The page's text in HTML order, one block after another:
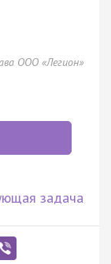
ООО «Легион»
задача